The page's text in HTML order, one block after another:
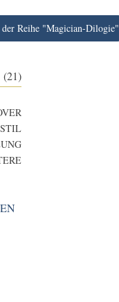
der Reihe "Magician-Dilogie"
(21)